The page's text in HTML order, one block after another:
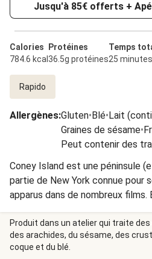
Jusqu'à 85€ offerts +
Calories
784.6 kcal
Protéines
36.5g protéines
Temps
25 minutes
Rapido
Allergènes:Gluten•Blé•Lait
Graines de sésame•
Peut contenir des
Coney Island est une péninsule
partie de New York connue pour
apparus dans de nombreux
sont très forts pour proposer
devant un match, nous vous
hot dog à la Coney Island, à
tomate, cheddar et moutarde.
Produit dans un atelier qui traite
des arachides, du sésame, des
coque et du blé.